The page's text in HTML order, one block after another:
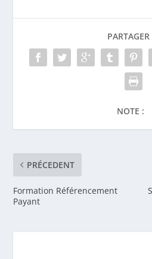
PARTAGER
NOTE :
PRÉCEDENT
Formation Référencement
Payant